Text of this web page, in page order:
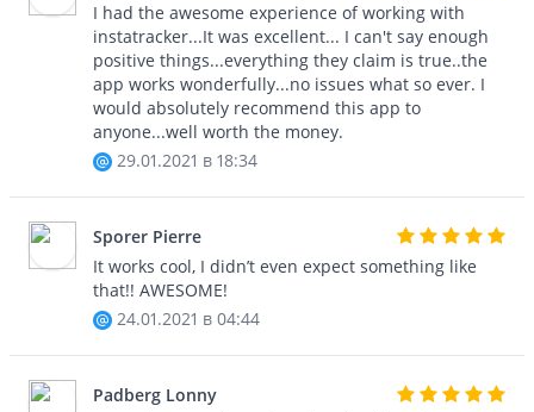
I had the awesome experience of working with
instatracker...It was excellent... I can't say enough
positive things...everything they claim is true..the
app works wonderfully...no issues what so ever. I
would absolutely recommend this app to
anyone...well worth the money.
29.01.2021 в 18:34
Sporer Pierre
It works cool, I didn’t even expect something like
that!! AWESOME!
24.01.2021 в 04:44
Padberg Lonny